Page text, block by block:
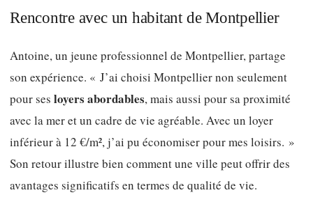
Rencontre avec un habitant de Montpellier
Antoine, un jeune professionnel de Montpellier, partage
son expérience. « J’ai choisi Montpellier non seulement
pour ses loyers abordables, mais aussi pour sa proximité
avec la mer et un cadre de vie agréable. Avec un loyer
inférieur à 12 €/m², j’ai pu économiser pour mes loisirs. »
Son retour illustre bien comment une ville peut offrir des
avantages significatifs en termes de qualité de vie.